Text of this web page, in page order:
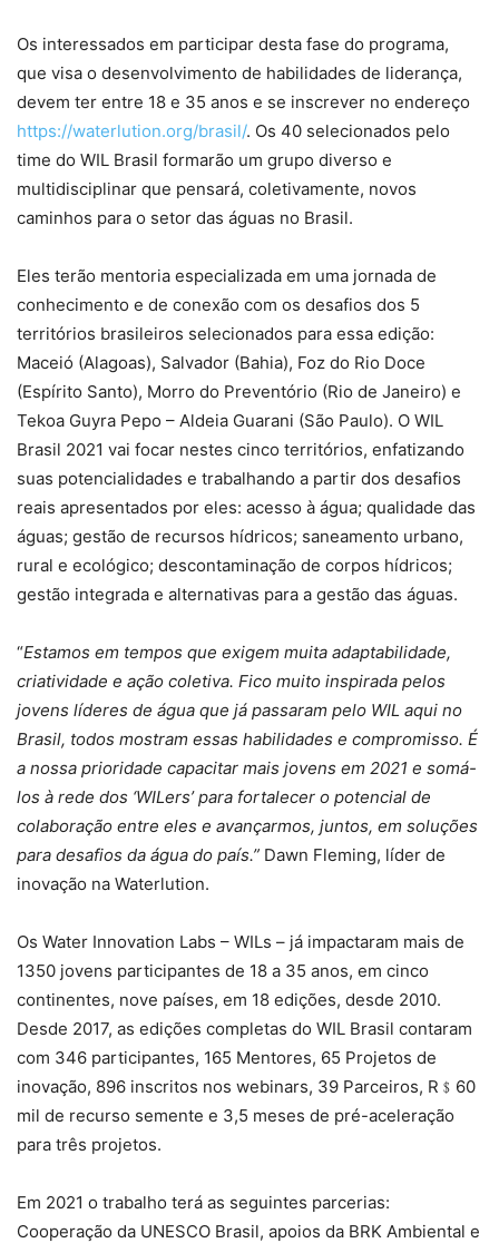
Os interessados em participar desta fase do programa,
que visa o desenvolvimento de habilidades de liderança,
devem ter entre 18 e 35 anos e se inscrever no endereço
https://waterlution.org/brasil/. Os 40 selecionados pelo
time do WIL Brasil formarão um grupo diverso e
multidisciplinar que pensará, coletivamente, novos
caminhos para o setor das águas no Brasil.
Eles terão mentoria especializada em uma jornada de
conhecimento e de conexão com os desafios dos 5
territórios brasileiros selecionados para essa edição:
Maceió (Alagoas), Salvador (Bahia), Foz do Rio Doce
(Espírito Santo), Morro do Preventório (Rio de Janeiro) e
Tekoa Guyra Pepo – Aldeia Guarani (São Paulo). O WIL
Brasil 2021 vai focar nestes cinco territórios, enfatizando
suas potencialidades e trabalhando a partir dos desafios
reais apresentados por eles: acesso à água; qualidade das
águas; gestão de recursos hídricos; saneamento urbano,
rural e ecológico; descontaminação de corpos hídricos;
gestão integrada e alternativas para a gestão das águas.
“Estamos em tempos que exigem muita adaptabilidade,
criatividade e ação coletiva. Fico muito inspirada pelos
jovens líderes de água que já passaram pelo WIL aqui no
Brasil, todos mostram essas habilidades e compromisso. É
a nossa prioridade capacitar mais jovens em 2021 e somá-
los à rede dos ‘WILers’ para fortalecer o potencial de
colaboração entre eles e avançarmos, juntos, em soluções
para desafios da água do país.” Dawn Fleming, líder de
inovação na Waterlution.
Os Water Innovation Labs – WILs – já impactaram mais de
1350 jovens participantes de 18 a 35 anos, em cinco
continentes, nove países, em 18 edições, desde 2010.
Desde 2017, as edições completas do WIL Brasil contaram
com 346 participantes, 165 Mentores, 65 Projetos de
inovação, 896 inscritos nos webinars, 39 Parceiros, R﹩60
mil de recurso semente e 3,5 meses de pré-aceleração
para três projetos.
Em 2021 o trabalho terá as seguintes parcerias:
Cooperação da UNESCO Brasil, apoios da BRK Ambiental e